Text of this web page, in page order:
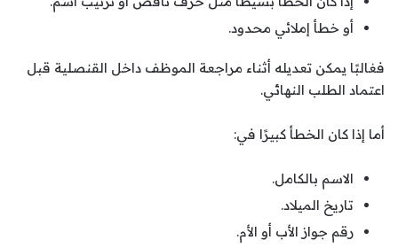
أو خطأ إملائي محدود.
فغالبًا يمكن تعديله أثناء مراجعة الموظف داخل القنصلية قبل
اعتماد الطلب النهائي.
أما إذا كان الخطأ كبيرًا في:
الاسم بالكامل.
تاريخ الميلاد.
رقم جواز الأب أو الأم.